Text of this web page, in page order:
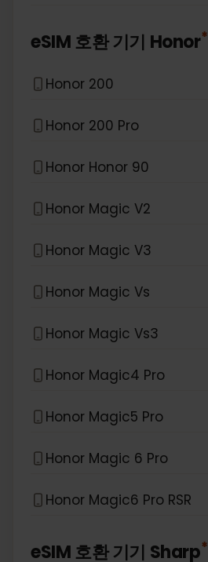
eSIM 호환 기기 Honor*
Honor 200
Honor 200 Pro
Honor Honor 90
Honor Magic V2
Honor Magic V3
Honor Magic Vs
Honor Magic Vs3
Honor Magic4 Pro
Honor Magic5 Pro
Honor Magic 6 Pro
Honor Magic6 Pro RSR
eSIM 호환 기기 Sharp*